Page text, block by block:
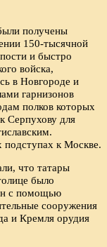
получены
150-тысячной
и быстро
войска,
в Новгороде и
гарнизонов
полков которых
Серпухову для
подступах к Москве.
что татары
было
с помощью
сооружения
и Кремля орудия